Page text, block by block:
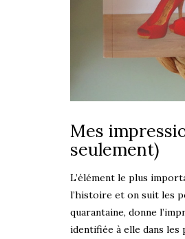
Mes
seulement)
L’élément le plus
l’histoire et on suit les
quarantaine, donne
identifiée à elle dans les